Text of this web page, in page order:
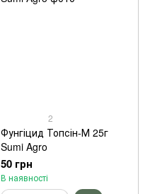
2
Фунгіцид Топсін-М 25г
Sumi Agro
50 грн
В наявності